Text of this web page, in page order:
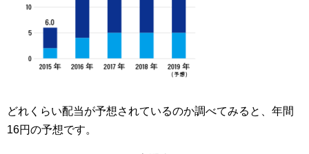
どれくらい配当が予想されているのか調べてみると、年間
16円の予想です。